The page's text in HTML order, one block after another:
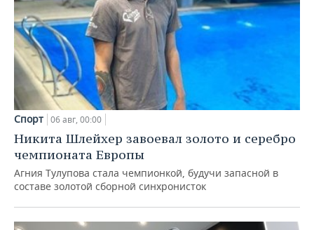
Спорт 06 авг, 00:00
Никита Шлейхер завоевал золото и серебро
чемпионата Европы
Агния Тулупова стала чемпионкой, будучи запасной в
составе золотой сборной синхронисток